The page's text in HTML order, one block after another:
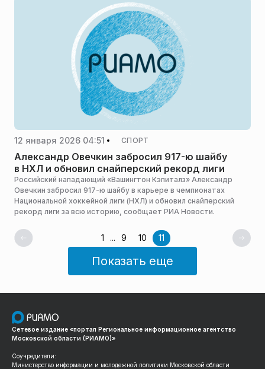
12 января 2026 04:51 СПОРТ
Александр Овечкин забросил 917-ю шайбу
в НХЛ и обновил снайперский рекорд лиги
Российский нападающий «Вашингтон Кэпиталз» Александр
Овечкин забросил 917-ю шайбу в карьере в чемпионатах
Национальной хоккейной лиги (НХЛ) и обновил снайперский
рекорд лиги за всю историю, сообщает РИА Новости.
1 ... 9 10 11
Показать еще
Сетевое издание «портал Региональное информационное агентство
Московской области (РИАМО)»
Соучредители:
Министерство информации и молодежной политики Московской области